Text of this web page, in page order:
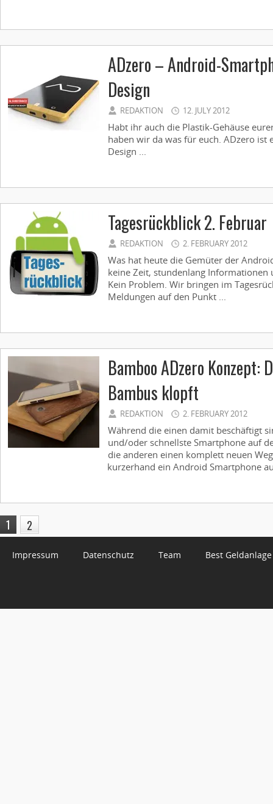
ADzero – Android-
Design
REDAKTION 12. JULY 2012
Habt ihr auch die Plastik-Gehäuse
haben wir da was für euch. ADzero ist
Design ...
Tagesrückblick 2. Februar
REDAKTION 2. FEBRUARY 2012
Was hat heute die Gemüter der
keine Zeit, stundenlang Informationen
Kein Problem. Wir bringen im
Meldungen auf den Punkt ...
Bamboo ADzero Konzept:
Bambus klopft
REDAKTION 2. FEBRUARY 2012
Während die einen damit beschäftigt
und/oder schnellste Smartphone auf
die anderen einen komplett neuen
kurzerhand ein Android Smartphone
1 2
Impressum Datenschutz Team Best Geldanlage